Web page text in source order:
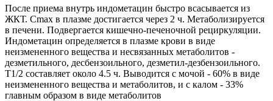
После приема внутрь индометацин быстро всасывается из
ЖКТ. Cmax в плазме достигается через 2 ч. Метаболизируется
в печени. Подвергается кишечно-печеночной рециркуляции.
Индометацин определяется в плазме крови в виде
неизмененного вещества и несвязанных метаболитов -
дезметильного, десбензоильного, дезметил-дезбензоильного.
T1/2 составляет около 4.5 ч. Выводится с мочой - 60% в виде
неизмененного вещества и метаболитов, и с калом - 33%
главным образом в виде метаболитов